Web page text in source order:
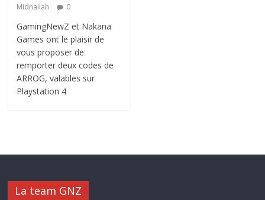
Midnailah
0
GamingNewZ et Nakana
Games ont le plaisir de
vous proposer de
remporter deux codes de
ARROG, valables sur
Playstation 4
La team GNZ